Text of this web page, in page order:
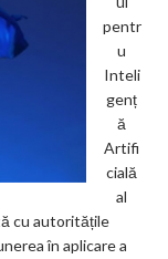
pentr
u
Inteli
genț
ă
Artifi
cială
al
cu autoritățile
în aplicare a